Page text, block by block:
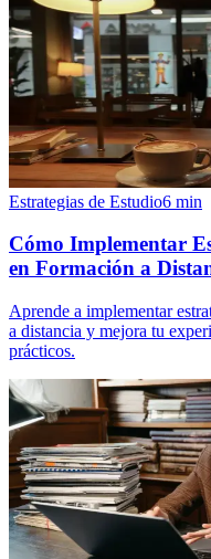
Estrategias de Estudio6 min
Cómo Implementar
en Formación a
Aprende a implementar
a distancia y mejora tu
prácticos.